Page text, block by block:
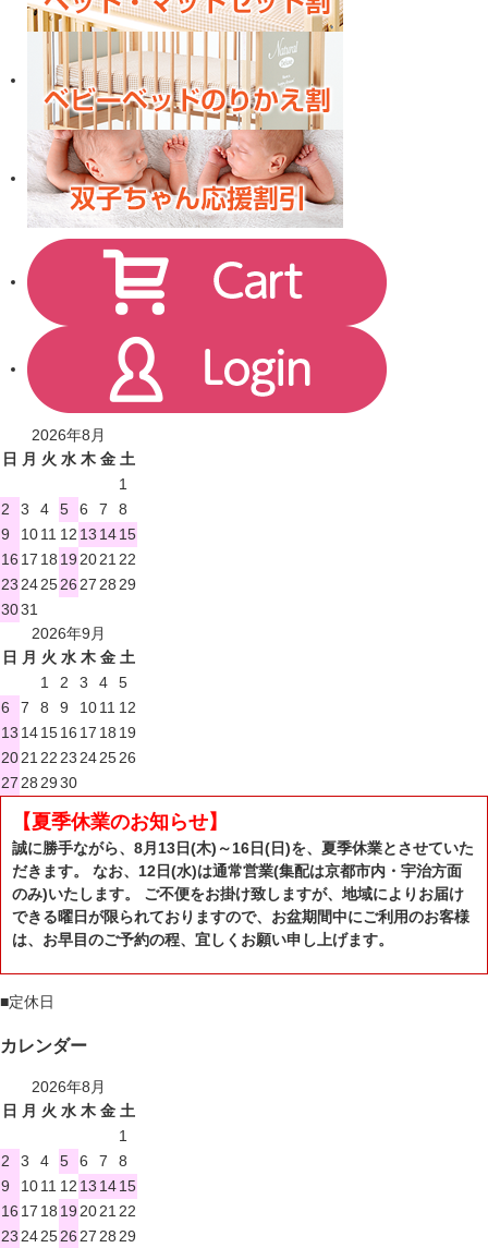
2026年8月
日
月 火 水 木 金 土
1
2
3 4 5 6 7
8
9
1011 12 13 1415
16 17 18 19 2021 22
23 242526 27 28 29
3031
2026年9月
日
月 火 水 木 金 土
1
2 3 4
5
6
7 8 9 1011 12
13 141516 17 18 19
2021 22 23 242526
27 28 2930
【夏季休業のお知らせ】
誠に勝手ながら、8月13日(木)～16日(日)を、夏季休業とさせていた
だきます。 なお、12日(水)は通常営業(集配は京都市内・宇治方面
のみ)いたします。 ご不便をお掛け致しますが、地域によりお届け
できる曜日が限られておりますので、お盆期間中にご利用のお客様
は、お早目のご予約の程、宜しくお願い申し上げます。
■定休日
カレンダー
2026年8月
日
月 火 水 木 金 土
1
2
3 4 5 6 7
8
9
1011 12 13 1415
16 17 18 19 2021 22
23 242526 27 28 29